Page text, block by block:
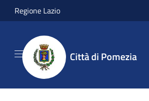
Salta al contenuto principale
Regione Lazio
Città di Pomezia